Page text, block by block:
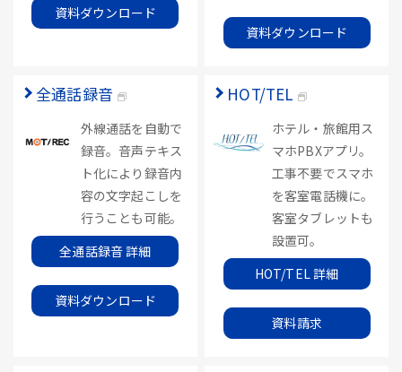
資料ダウンロード
資料ダウンロード
全通話録音
外線通話を自動で
録音。音声テキス
ト化により録音内
容の文字起こしを
行うことも可能。
全通話録音 詳細
資料ダウンロード
HOT/TEL
ホテル・旅館用ス
マホPBXアプリ。
工事不要でスマホ
を客室電話機に。
客室タブレットも
設置可。
HOT/TEL 詳細
資料請求